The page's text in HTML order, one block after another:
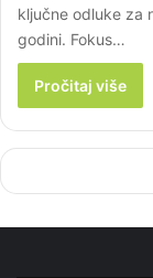
ključne odluke za
godini. Fokus…
Pročitaj više